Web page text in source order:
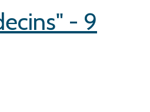
- 9